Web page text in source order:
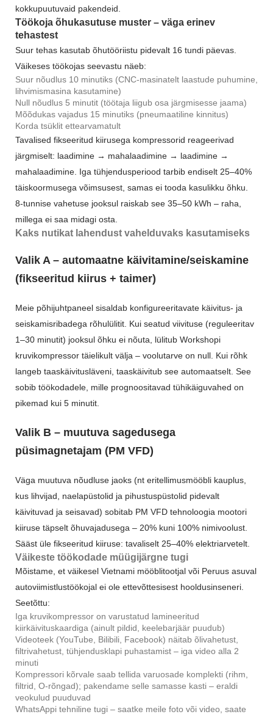
kokkupuutuvaid pakendeid.
Töökoja õhukasutuse muster – väga erinev
tehastest
Suur tehas kasutab õhutööriistu pidevalt 16 tundi päevas.
Väikeses töökojas seevastu näeb:
Suur nõudlus 10 minutiks (CNC-masinatelt laastude puhumine,
lihvimismasina kasutamine)
Null nõudlus 5 minutit (töötaja liigub osa järgmisesse jaama)
Mõõdukas vajadus 15 minutiks (pneumaatiline kinnitus)
Korda tsüklit ettearvamatult
Tavalised fikseeritud kiirusega kompressorid reageerivad
järgmiselt: laadimine → mahalaadimine → laadimine →
mahalaadimine. Iga tühjendusperiood tarbib endiselt 25–40%
täiskoormusega võimsusest, samas ei tooda kasulikku õhku.
8-tunnise vahetuse jooksul raiskab see 35–50 kWh – raha,
millega ei saa midagi osta.
Kaks nutikat lahendust vahelduvaks kasutamiseks
Valik A – automaatne käivitamine/seiskamine
(fikseeritud kiirus + taimer)
Meie põhijuhtpaneel sisaldab konfigureeritavate käivitus- ja
seiskamisribadega rõhulülitit. Kui seatud viivituse (reguleeritav
1–30 minutit) jooksul õhku ei nõuta, lülitub Workshopi
kruvikompressor täielikult välja – voolutarve on null. Kui rõhk
langeb taaskäivitusläveni, taaskäivitub see automaatselt. See
sobib töökodadele, mille prognoositavad tühikäiguvahed on
pikemad kui 5 minutit.
Valik B – muutuva sagedusega
püsimagnetajam (PM VFD)
Väga muutuva nõudluse jaoks (nt eritellimusmööbli kauplus,
kus lihvijad, naelapüstolid ja pihustuspüstolid pidevalt
käivituvad ja seisavad) sobitab PM VFD tehnoloogia mootori
kiiruse täpselt õhuvajadusega – 20% kuni 100% nimivoolust.
Sääst üle fikseeritud kiiruse: tavaliselt 25–40% elektriarvetelt.
Väikeste töökodade müügijärgne tugi
Mõistame, et väikesel Vietnami mööblitootjal või Peruus asuval
autoviimistlustöökojal ei ole ettevõttesisest hooldusinseneri.
Seetõttu:
Iga kruvikompressor on varustatud lamineeritud
kiirkäivituskaardiga (ainult pildid, keelebarjäär puudub)
Videoteek (YouTube, Bilibili, Facebook) näitab õlivahetust,
filtrivahetust, tühjendusklapi puhastamist – iga video alla 2
minuti
Kompressori kõrvale saab tellida varuosade komplekti (rihm,
filtrid, O-rõngad); pakendame selle samasse kasti – eraldi
veokulud puuduvad
WhatsAppi tehniline tugi – saatke meile foto või video, saate